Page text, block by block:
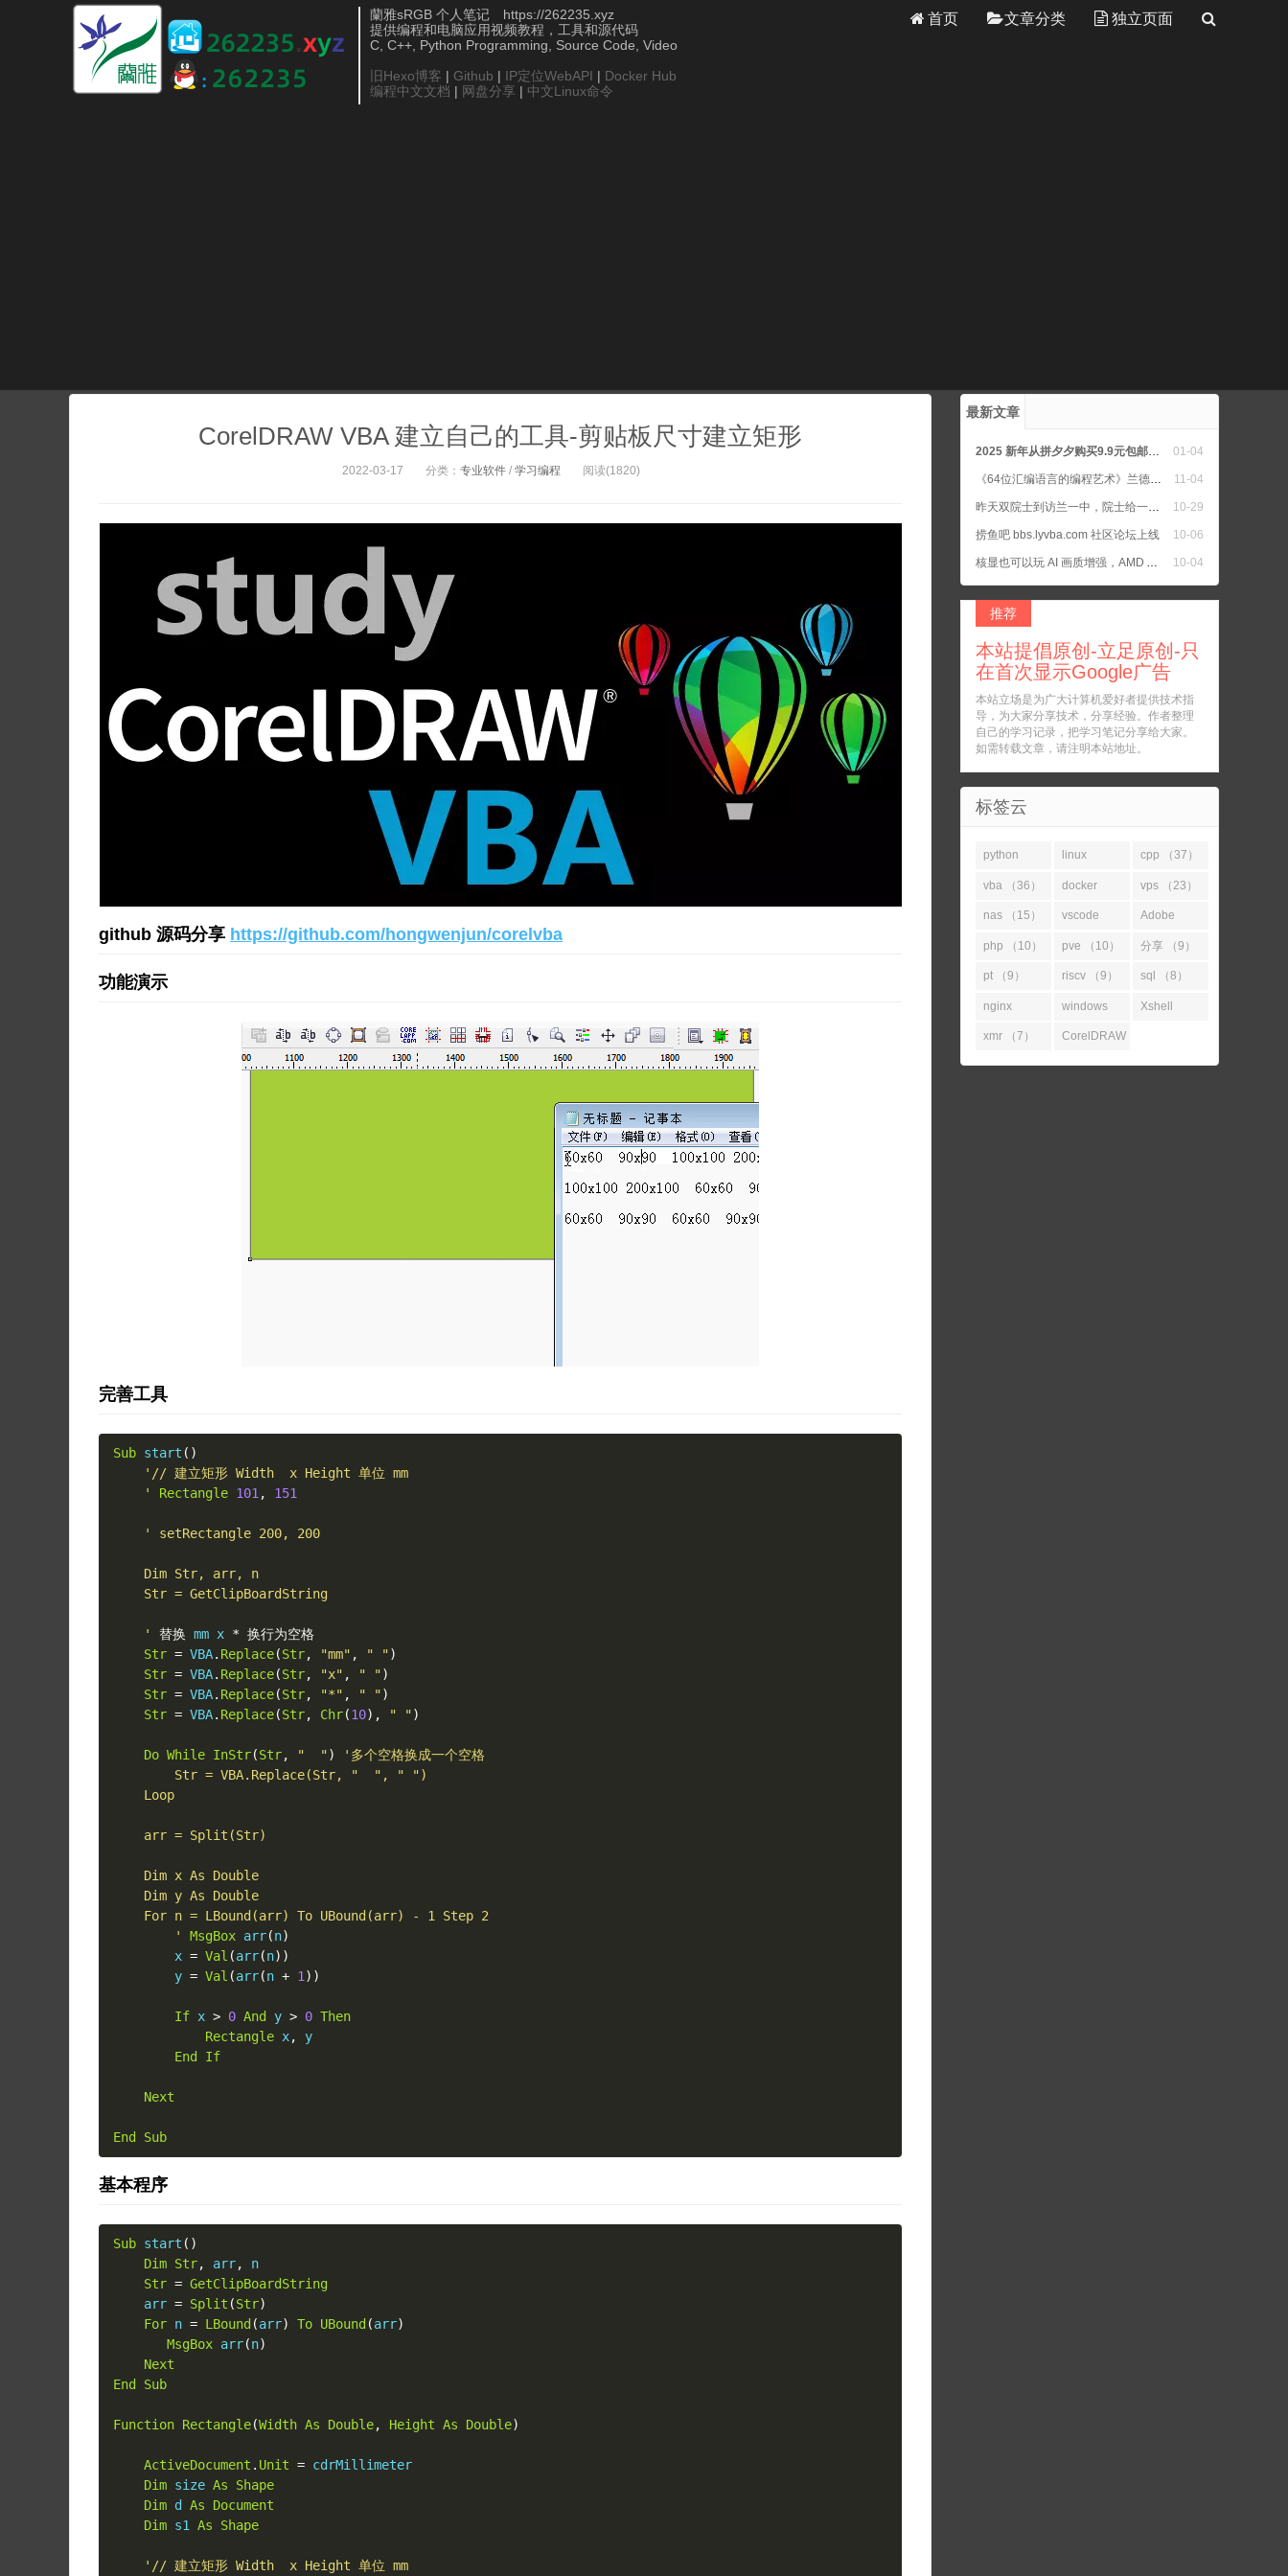
蘭雅sRGB 个人笔记 https://262235.xyz
提供编程和电脑应用视频教程，工具和源代码
C, C++, Python Programming, Source Code, Video
旧Hexo博客 | Github | IP定位WebAPI | Docker Hub
编程中文文档 | 网盘分享 | 中文Linux命令
首页 文章分类 独立页面
CorelDRAW VBA 建立自己的工具-剪贴板尺寸建立矩形
2022-03-17 分类： 专业软件/ 学习编程 阅读(1820)
github 源码分享 https://github.com/hongwenjun/corelvba
功能演示
完善工具
Sub start ()
'// 建立矩形 Width  x Height 单位 mm
    '
Rectangle 101 , 151
' setRectangle 200, 200
    '
替换 mm x * 换行为空格
Str = VBA. Replace(Str, "mm" , " ")
Str = VBA. Replace(Str, "x" , " ")
Str = VBA. Replace(Str, "*" , " ")
Str = VBA. Replace(Str, Chr(10), " ")
Do While InStr(Str, "  ")
'多个空格换成一个空格
        '
MsgBox arr(n)
        x
= Val (arr(n))
        y
= Val (arr(n + 1 ))
If x > 0 And y > 0 Then
Rectangle x,
y
End
If
Next
End Sub
基本程序
Sub start ()
Dim Str, arr,
n
Str = GetClipBoardString
    arr
= Split (Str)
For n = LBound (arr) To UBound (arr)
MsgBox arr(n)
Next
End
Sub
Function Rectangle(Width As Double, Height As Double)
ActiveDocument . Unit = cdrMillimeter
Dim size As
Shape
Dim d As
Document
Dim s1 As Shape
'// 建立矩形 Width  x Height 单位 mm
最新文章
01-04
2025 新年从拼夕夕购买9.9元包邮的书籍二手正版书
11-04
《64位汇编语言的编程艺术》兰德尔·海德著
10-29
昨天双院士到访兰一中，院士给一中学生上公开课，我女儿所在班去听院士教诲了
10-06
捞鱼吧 bbs.lyvba.com 社区论坛上线
10-04
核显也可以玩 AI 画质增强，AMD APU 把核显默认设置为 UMA Auto
推荐
本站提倡原创-立足原创-只
在首次显示Google广告
本站立场是为广大计算机爱好者提供技术指
导，为大家分享技术，分享经验。作者整理
自己的学习记录，把学习笔记分享给大家。
如需转载文章，请注明本站地址。
标签云
python
（52）
linux
（45）
cpp （37）
vba （36） docker
（31）
vps （23）
nas （15） vscode
（14）
Adobe
（11）
php （10） pve （10） 分享 （9）
pt （9） riscv （9） sql （8）
nginx
（7）
windows
（7）
Xshell
xmr （7） CorelDRAW
（7）